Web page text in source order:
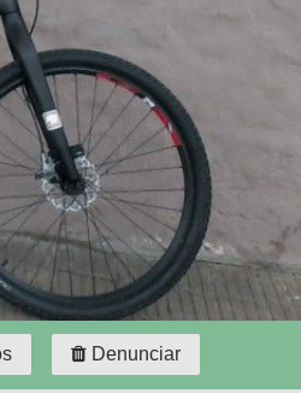
Denunciar